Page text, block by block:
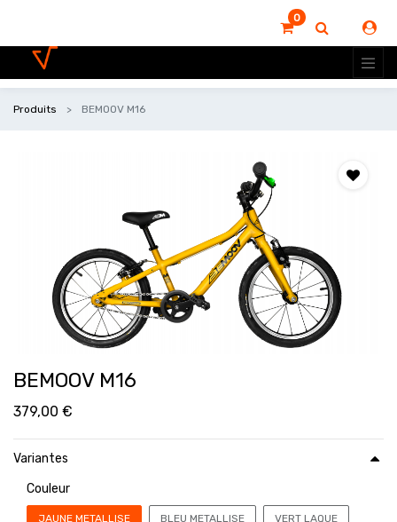
0
Produits BEMOOV M16
BEMOOV M16
379,00 €
Variantes
Couleur
JAUNE METALLISE BLEU METALLISE VERT LAQUE